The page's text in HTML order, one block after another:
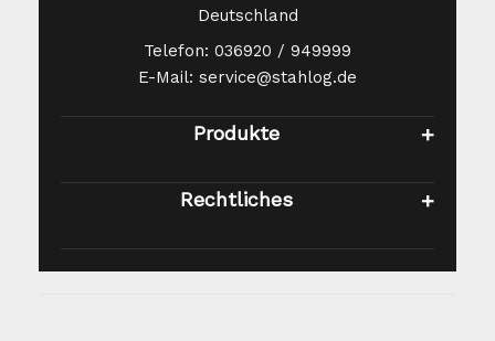
Deutschland
Telefon: 036920 / 949999
E-Mail: service@stahlog.de
Produkte
Rechtliches